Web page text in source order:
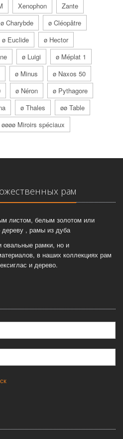
Xenophon
Zante
ø Charybde
ø Cléopâtre
ø Euclide
ø Hector
ø Luigi
ø Méplat 1
ø Minus
ø Naxos 50
ø Néron
ø Pythagore
ø Thales
øø Table
øøøø Miroirs spéciaux
рам
листом, белым золотом или
дереву , рамы из дуба
овальные рамки, но и
в наших коллекциях рам
и дерево.